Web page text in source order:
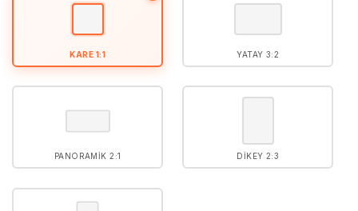
KARE 1:1 YATAY 3:2
PANORAMIK 2:1 DIKEY 2:3